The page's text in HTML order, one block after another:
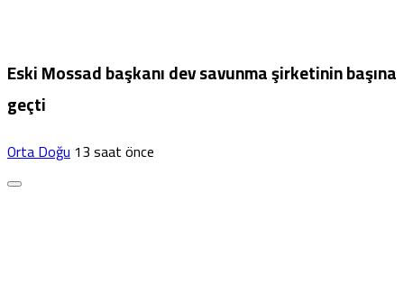
Eski Mossad başkanı dev savunma şirketinin başına
geçti
Orta Doğu13 saat önce